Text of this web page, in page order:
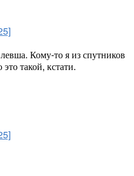
Кому-то я из спутников
такой, кстати.